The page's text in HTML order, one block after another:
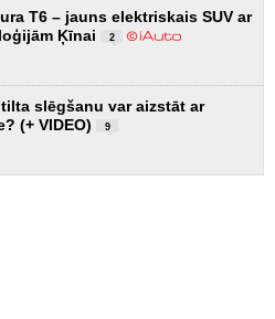
T6 – jauns elektriskais SUV ar
Ķīnai
2
slēgšanu var aizstāt ar
(+ VIDEO)
9